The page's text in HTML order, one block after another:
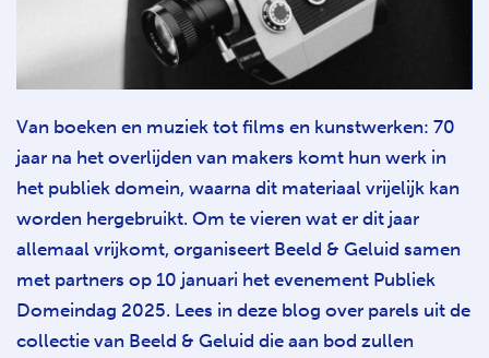
Van boeken en muziek tot films en kunstwerken: 70
jaar na het overlijden van makers komt hun werk in
het publiek domein, waarna dit materiaal vrijelijk kan
worden hergebruikt. Om te vieren wat er dit jaar
allemaal vrijkomt, organiseert Beeld & Geluid samen
met partners op 10 januari het evenement Publiek
Domeindag 2025. Lees in deze blog over parels uit de
collectie van Beeld & Geluid die aan bod zullen